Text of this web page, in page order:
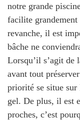
notre grande
facilite grandement
revanche, il est
bâche ne
Lorsqu’il s’agit de
avant tout
priorité se situe sur
gel. De plus, il est
proches, c’est